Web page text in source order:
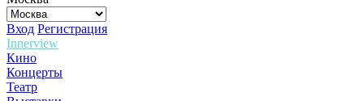
Вход Регистрация
Innerview
Кино
Концерты
Театр